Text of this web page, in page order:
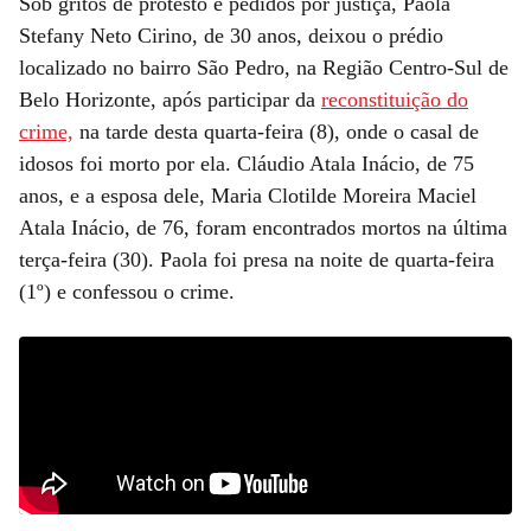
Stefany Neto Cirino, de 30 anos, deixou o prédio
localizado no bairro São Pedro, na Região Centro-Sul de
Belo Horizonte, após participar da reconstituição do
crime, na tarde desta quarta-feira (8), onde o casal de
idosos foi morto por ela. Cláudio Atala Inácio, de 75
anos, e a esposa dele, Maria Clotilde Moreira Maciel
Atala Inácio, de 76, foram encontrados mortos na última
terça-feira (30). Paola foi presa na noite de quarta-feira
(1º) e confessou o crime.